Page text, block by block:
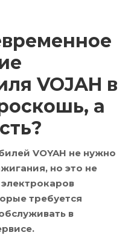
VOJAH в
а
VOYAH не нужно
но это не
требуется
в